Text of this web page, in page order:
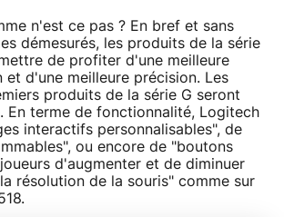
n'est ce pas ? En bref et sans
démesurés, les produits de la série
de profiter d'une meilleure
d'une meilleure précision. Les
produits de la série G seront
En terme de fonctionnalité, Logitech
interactifs personnalisables", de
ou encore de "boutons
d'augmenter et de diminuer
résolution de la souris" comme sur